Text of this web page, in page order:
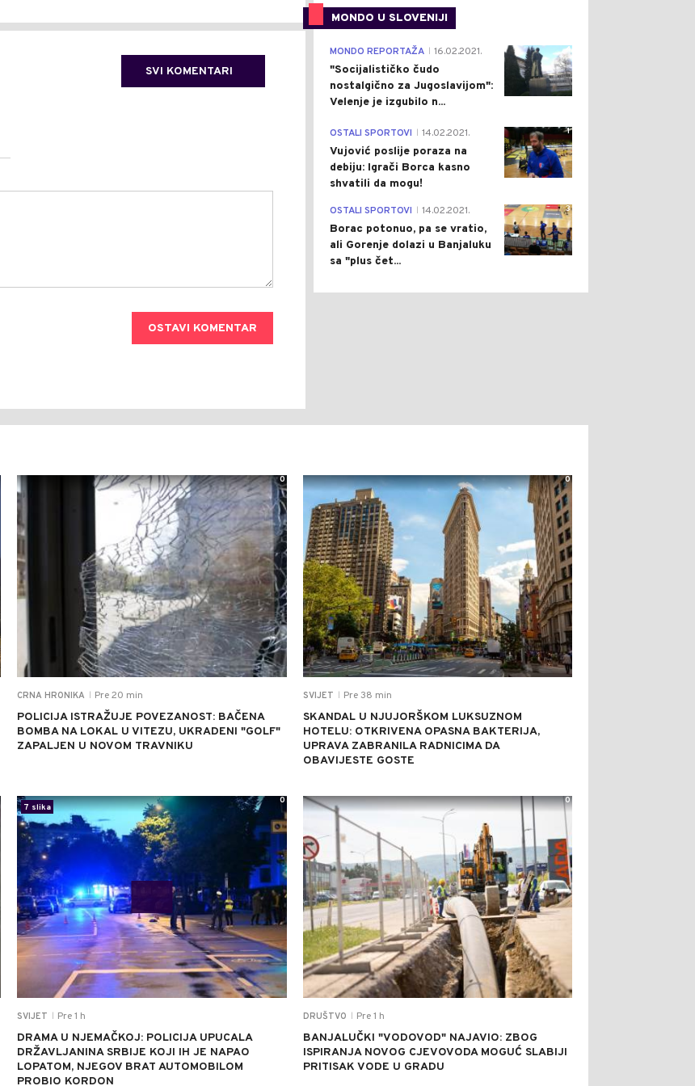
SVI KOMENTARI
OSTAVI KOMENTAR
MONDO U SLOVENIJI
4
MONDO REPORTAŽA 16.02.2021.
"Socijalističko čudo
nostalgično za Jugoslavijom":
Velenje je izgubilo n...
1
OSTALI SPORTOVI 14.02.2021.
Vujović poslije poraza na
debiju: Igrači Borca kasno
shvatili da mogu!
3
OSTALI SPORTOVI 14.02.2021.
Borac potonuo, pa se vratio,
ali Gorenje dolazi u Banjaluku
sa "plus čet...
CRNA HRONIKA Pre 20 min
POLICIJA ISTRAŽUJE POVEZANOST: BAČENA
BOMBA NA LOKAL U VITEZU, UKRADENI "GOLF"
ZAPALJEN U NOVOM TRAVNIKU
0
SVIJET Pre 38 min
SKANDAL U NJUJORŠKOM LUKSUZNOM
HOTELU: OTKRIVENA OPASNA BAKTERIJA,
UPRAVA ZABRANILA RADNICIMA DA
OBAVIJESTE GOSTE
0
SVIJET Pre 1 h
DRAMA U NJEMAČKOJ: POLICIJA UPUCALA
DRŽAVLJANINA SRBIJE KOJI IH JE NAPAO
LOPATOM, NJEGOV BRAT AUTOMOBILOM
PROBIO KORDON
7 slika
0
DRUŠTVO Pre 1 h
BANJALUČKI "VODOVOD" NAJAVIO: ZBOG
ISPIRANJA NOVOG CJEVOVODA MOGUĆ SLABIJI
PRITISAK VODE U GRADU
0